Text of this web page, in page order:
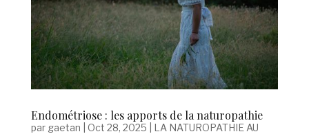
Endométriose : les apports de la naturopathie
par gaetan Oct 28, 2025
LA NATUROPATHIE AU